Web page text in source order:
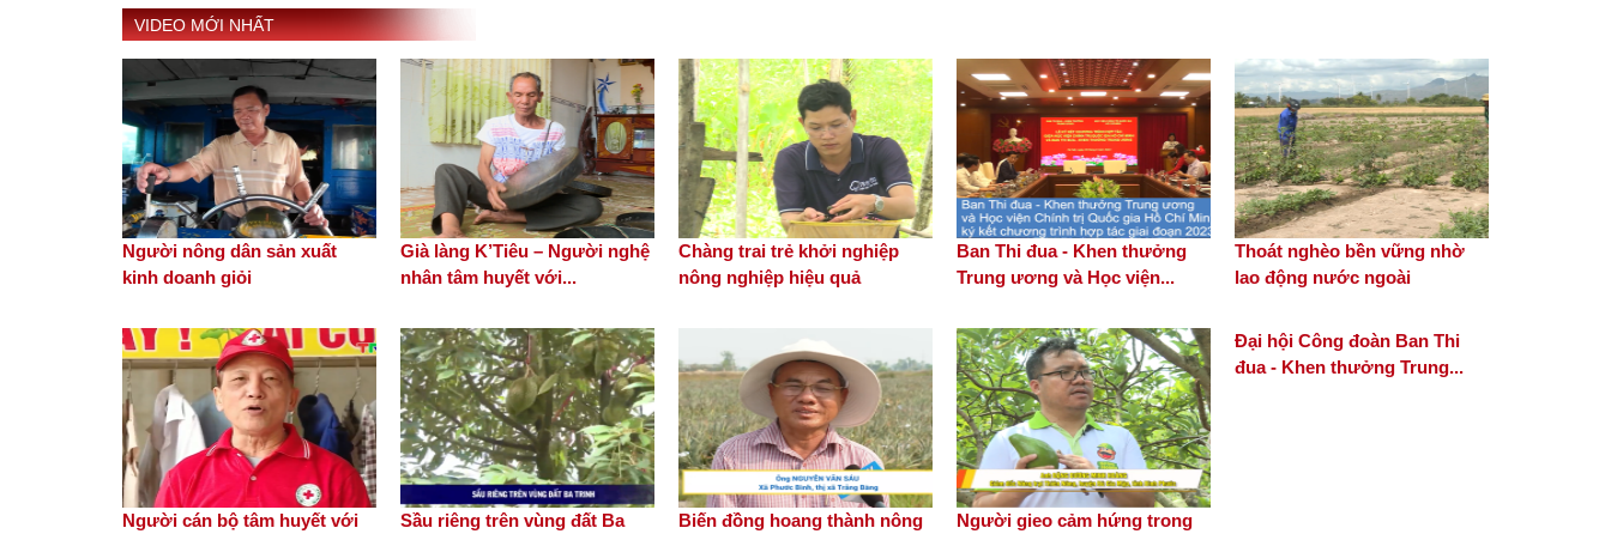
Sầu riêng trên vùng đất Ba
Trinh
Biến đồng hoang thành
VIDEO MỚI NHẤT
Người nông dân sản xuất
kinh doanh giỏi
Già làng K’Tiêu – Người nghệ
nhân tâm huyết với...
Chàng trai trẻ khởi nghiệp
nông nghiệp hiệu quả
Ban Thi đua - Khen thưởng
Trung ương và Học viện...
Thoát nghèo bền vững nhờ
lao động nước ngoài
Người cán bộ tâm huyết với Sầu riêng trên vùng đất Ba Biến đồng hoang thành nông Người gieo cảm hứng trong
Đại hội Công đoàn Ban Thi
đua - Khen thưởng Trung...